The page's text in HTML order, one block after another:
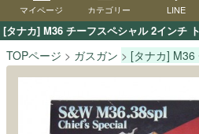
[タナカ] M36 チーフスペシャル 2インチ
マイページ カテゴリー LINE
TOPページ ガスガン [タナカ]